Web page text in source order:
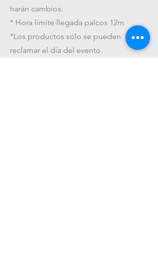
harán cambios.
* Hora límite llegada palcos 12m
*Los productos solo se pueden
reclamar el día del evento.